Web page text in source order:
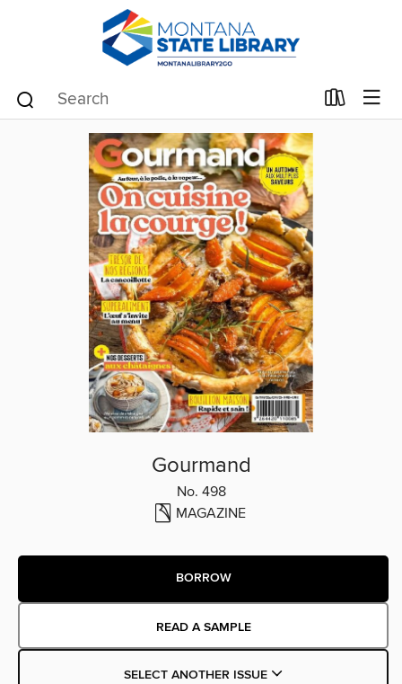
Gourmand
No. 498
MAGAZINE
BORROW
READ A SAMPLE
SELECT ANOTHER ISSUE